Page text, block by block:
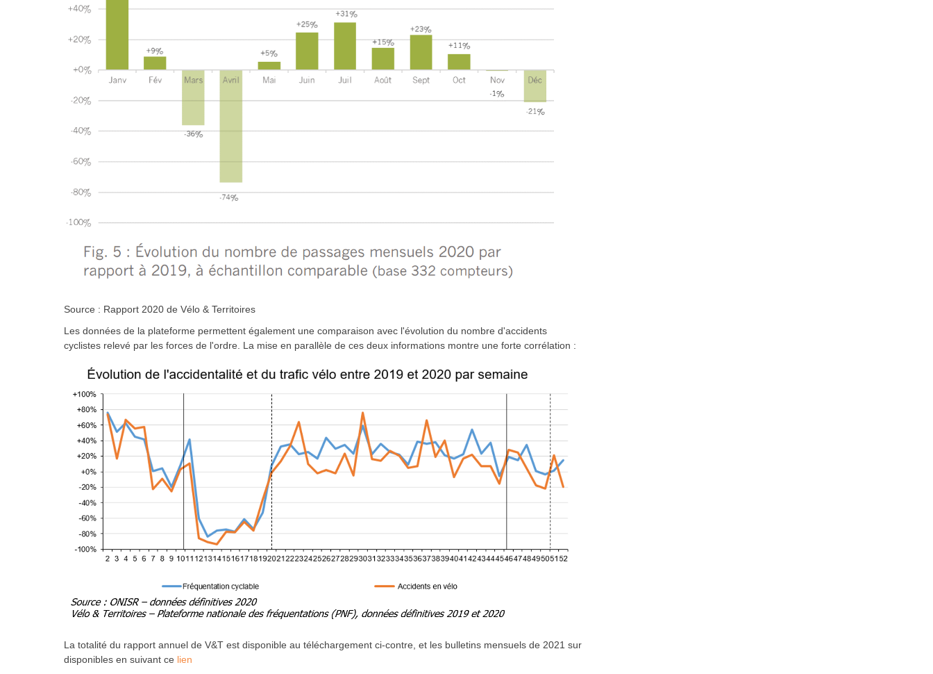
Source : Rapport 2020 de Vélo & Territoires
Les données de la plateforme permettent également une comparaison avec l'évolution du nombre d'accidents
cyclistes relevé par les forces de l'ordre. La mise en parallèle de ces deux informations montre une forte corrélation :
La totalité du rapport annuel de V&T est disponible au téléchargement ci-contre, et les bulletins mensuels de 2021 sur
disponibles en suivant ce lien